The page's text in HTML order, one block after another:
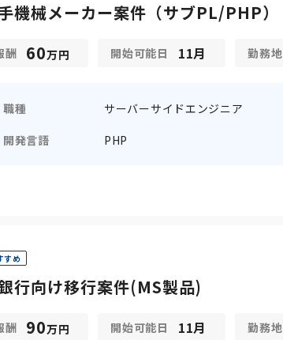
機械メーカー案件（サブPL/PHP）
酬 60万円 開始可能日 11月 勤務地
職種
サーバーサイドエンジニア
開発言語
PHP
すめ
行向け移行案件(MS製品)
酬 90万円 開始可能日 11月 勤務地